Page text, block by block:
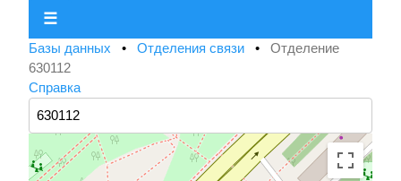
☰
Базы данных • Отделения связи • Отделение
630112
Справка